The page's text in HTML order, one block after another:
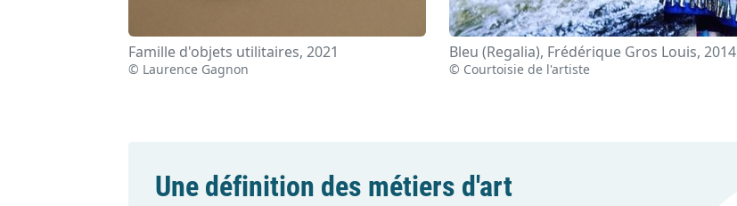
Famille d'objets utilitaires, 2021
© Laurence Gagnon
Bleu (Regalia), Frédérique Gros Louis, 2014
© Courtoisie de l'artiste
Une définition des métiers d'art